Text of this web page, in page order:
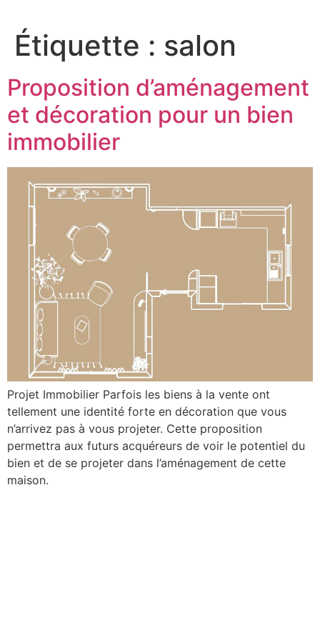
contenu
Étiquette : salon
Proposition d’aménagement
et décoration pour un bien
immobilier
Projet Immobilier Parfois les biens à la vente ont
tellement une identité forte en décoration que vous
n’arrivez pas à vous projeter. Cette proposition
permettra aux futurs acquéreurs de voir le potentiel du
bien et de se projeter dans l’aménagement de cette
maison.